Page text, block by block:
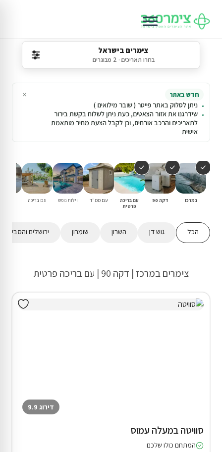
צימרים בישראל
בחרו תאריכים · 2 מבוגרים
חדש באתר
ניתן לסלוק באתר פייטר ( שובר מילואים )
שידרגנו את אזור הצאטים, כעת ניתן לשלוח בקשת בירור
לתאריכים והרכב אורחים, וכן לקבל הצעת מחיר מותאמת
אישית
×
במרכז דקה 90
עם בריכה
פרטית
עם ממ"ד וילות נופש עם בריכה
הכל גוש דן השרון שומרון ירושלים והסביבה
צימרים במרכז | דקה 90 | עם בריכה פרטית
דירוג 9.9
סוויטה במעלה עמוס
המתחם כולו שלכם